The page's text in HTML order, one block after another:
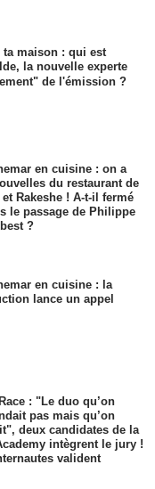
ta maison : qui est
la nouvelle experte
de l'émission ?
en cuisine : on a
du restaurant de
et Rakeshe ! A-t-il fermé
le passage de Philippe
?
en cuisine : la
lance un appel
: "Le duo qu’on
pas mais qu’on
deux candidates de la
intègrent le jury !
valident